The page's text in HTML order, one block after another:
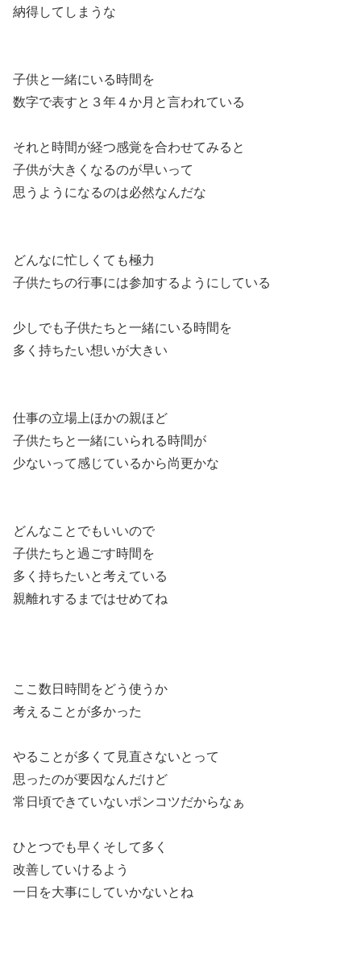
納得してしまうな
子供と一緒にいる時間を
数字で表すと３年４か月と言われている
それと時間が経つ感覚を合わせてみると
子供が大きくなるのが早いって
思うようになるのは必然なんだな
どんなに忙しくても極力
子供たちの行事には参加するようにしている
少しでも子供たちと一緒にいる時間を
多く持ちたい想いが大きい
仕事の立場上ほかの親ほど
子供たちと一緒にいられる時間が
少ないって感じているから尚更かな
どんなことでもいいので
子供たちと過ごす時間を
多く持ちたいと考えている
親離れするまではせめてね
ここ数日時間をどう使うか
考えることが多かった
やることが多くて見直さないとって
思ったのが要因なんだけど
常日頃できていないポンコツだからなぁ
ひとつでも早くそして多く
改善していけるよう
一日を大事にしていかないとね